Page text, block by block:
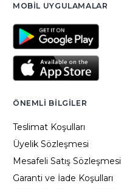
MOBIL UYGULAMALAR
ÖNEMLI BILGILER
Teslimat Koşulları
Üyelik Sözleşmesi
Mesafeli Satış Sözleşmesi
Garanti ve İade Koşulları